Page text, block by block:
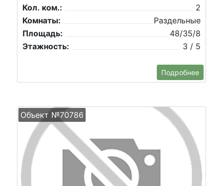
Кол. ком.:
2
Комнаты:
Раздельные
Площадь:
48/35/8
Этажность:
3 / 5
Подробнее
Объект №70786